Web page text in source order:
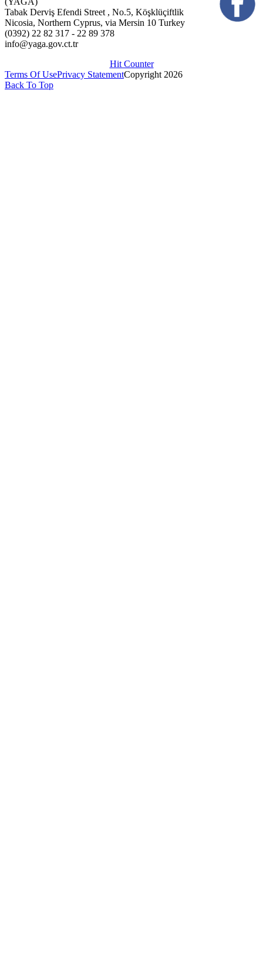
Tabak Derviş Efendi Street , No.5, Köşklüçiftlik
Nicosia, Northern Cyprus, via Mersin 10 Turkey
(0392) 22 82 317 - 22 89 378
info@yaga.gov.ct.tr
Hit Counter
Terms Of UsePrivacy StatementCopyright 2026
Back To Top